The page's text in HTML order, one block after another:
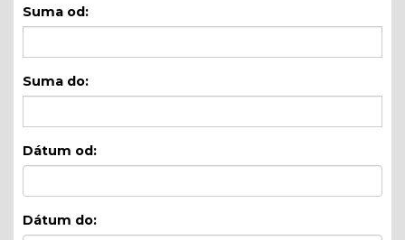
Suma od:
Suma do:
Dátum od:
Dátum do: